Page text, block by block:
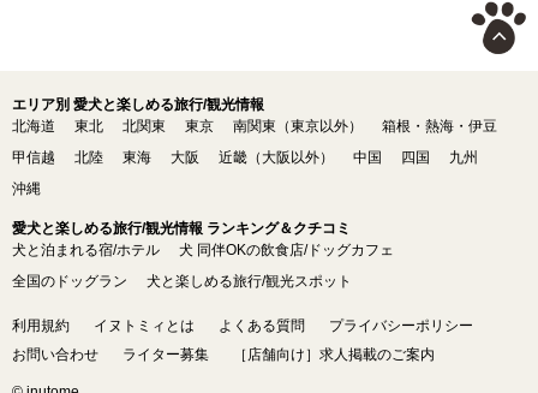
エリア別 愛犬と楽しめる旅行/観光情報
北海道
東北 北関東 東京 南関東（東京以外）
箱根・熱海・伊豆
甲信越
北陸 東海 大阪 近畿（大阪以外） 中国 四国
九州
沖縄
愛犬と楽しめる旅行/観光情報 ランキング＆クチコミ
犬と泊まれる宿/ホテル
犬 同伴OKの飲食店/ドッグカフェ
全国のドッグラン
犬と楽しめる旅行/観光スポット
利用規約 イヌトミィとは よくある質問
プライバシーポリシー
お問い合わせ
ライター募集 ［店舗向け］求人掲載のご案内